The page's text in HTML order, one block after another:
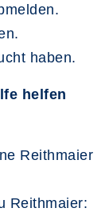
haben.
helfen
Reithmaier
Reithmaier: